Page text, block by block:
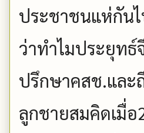
ประชาชนแห่กันไ
ว่าทำไมประยุท
ปรึกษาคสช.และ
ลูกชายสมคิดเมื่